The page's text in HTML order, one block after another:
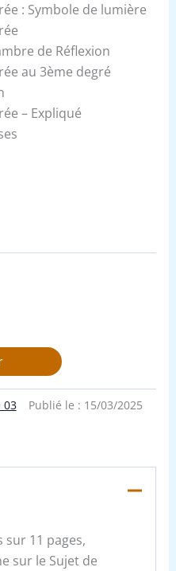
: Symbole de lumière
de Réflexion
au 3ème degré
– Expliqué
03 Publié le : 15/03/2025
sur 11 pages,
sur le Sujet de